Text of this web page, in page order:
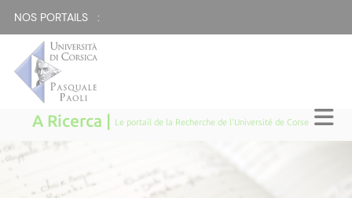
NOS PORTAILS :
A Ricerca | Le portail de la Recherche de l'Université de Corse